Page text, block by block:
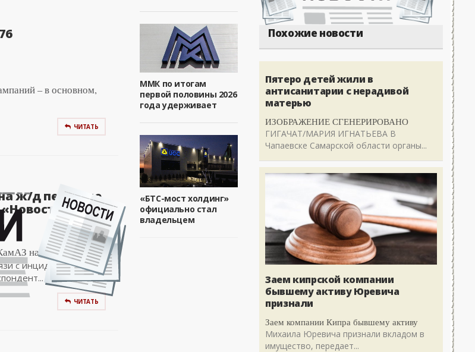
– в основном,
ЧИТАТЬ
ж/д переезде
на ж/д переезде в
с инцидентом состав
ЧИТАТЬ
ММК по итогам
первой половины 2026
года удерживает
«БТС-мост холдинг»
официально стал
владельцем
Похожие новости
Пятеро детей жили в
антисанитарии с нерадивой
матерью
ИЗОБРАЖЕНИЕ СГЕНЕРИРОВАНО
ГИГАЧАТ/МАРИЯ ИГНАТЬЕВА В
Чапаевске Самарской области органы...
Заем кипрской компании
бывшему активу Юревича
признали
Заем компании Кипра бывшему активу
Михаила Юревича признали вкладом в
имущество, передает...